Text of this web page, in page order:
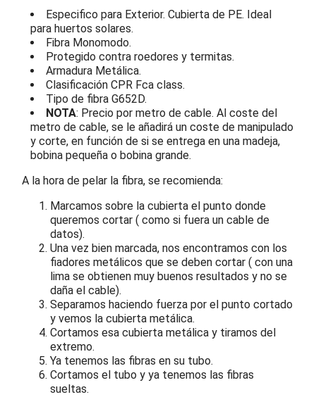
Especifico para Exterior. Cubierta de PE. Ideal
para huertos solares.
Fibra Monomodo.
Protegido contra roedores y termitas.
Armadura Metálica.
Clasificación CPR Fca class.
Tipo de fibra G652D.
NOTA: Precio por metro de cable. Al coste del
metro de cable, se le añadirá un coste de manipulado
y corte, en función de si se entrega en una madeja,
bobina pequeña o bobina grande.
A la hora de pelar la fibra, se recomienda:
Marcamos sobre la cubierta el punto donde
queremos cortar ( como si fuera un cable de
datos).
Una vez bien marcada, nos encontramos con los
fiadores metálicos que se deben cortar ( con una
lima se obtienen muy buenos resultados y no se
daña el cable).
Separamos haciendo fuerza por el punto cortado
y vemos la cubierta metálica.
Cortamos esa cubierta metálica y tiramos del
extremo.
Ya tenemos las fibras en su tubo.
Cortamos el tubo y ya tenemos las fibras
sueltas.